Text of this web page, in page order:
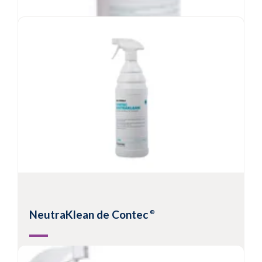
Detergente neutro irradiado con agua
purificada
Detergente suave y poco espumoso
NeutraKlean de Contec ®
Detergente neutro con agua purificada